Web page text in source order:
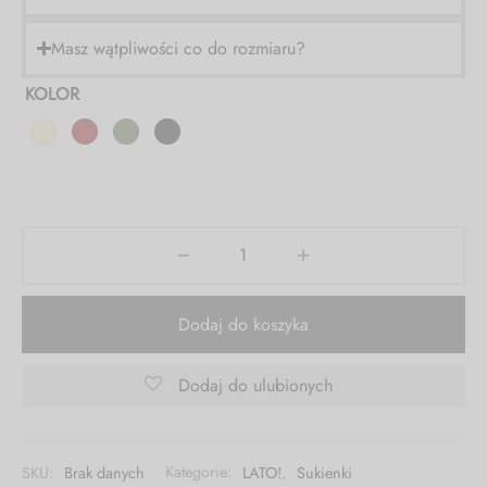
URLOP (28.07-02.08): Zamówienia
Masz wątpliwości co do rozmiaru?
KOLOR
Dodaj do koszyka
Dodaj do ulubionych
SKU: Brak danych Kategorie: LATO!, Sukienki